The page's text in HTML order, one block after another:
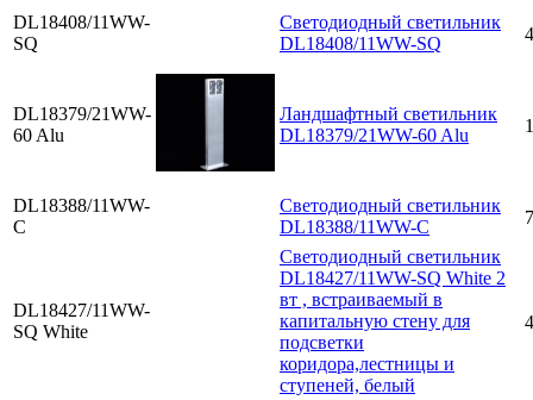
DL18408/11WW-
SQ
Cветодиодный светильник
DL18408/11WW-SQ
DL18379/21WW-
60 Alu
Ландшафтный светильник
DL18379/21WW-60 Alu
DL18388/11WW-
С
Cветодиодный светильник
DL18388/11WW-С
DL18427/11WW-
SQ White
Cветодиодный светильник
DL18427/11WW-SQ White 2
вт , встраиваемый в
капитальную стену для
подсветки
коридора,лестницы и
ступеней, белый